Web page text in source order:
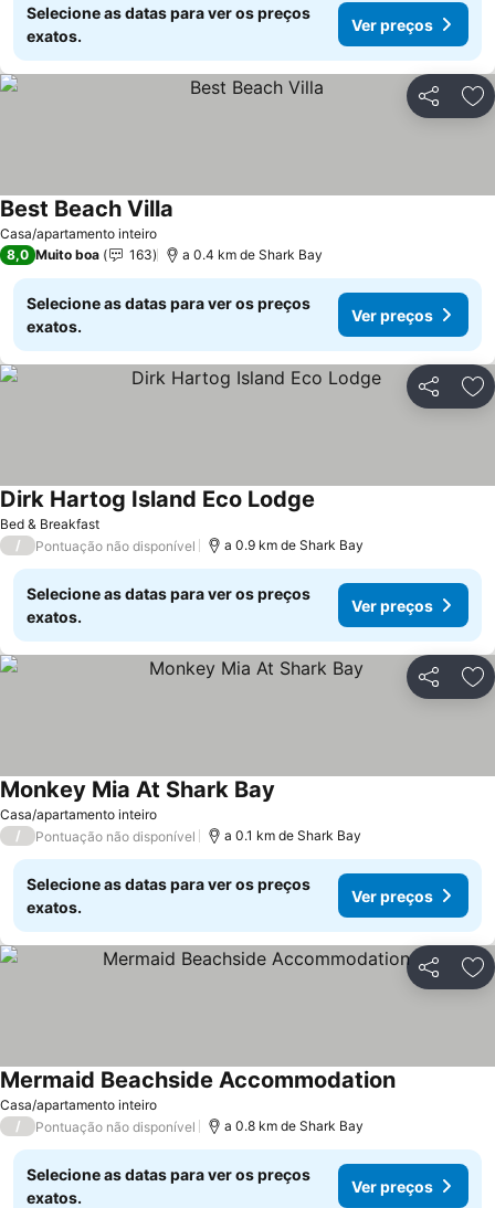
Selecione as datas para ver os preços
exatos.
Ver preços
Partilhar
Casa/apartamento inteiro
Best Beach Villa
8,0 Muito boa 163 a 0.4 km de Shark Bay
Selecione as datas para ver os preços
exatos.
Ver preços
Partilhar
Bed & Breakfast
Dirk Hartog Island Eco Lodge
/ Pontuação não disponível a 0.9 km de Shark Bay
Selecione as datas para ver os preços
exatos.
Ver preços
Partilhar
Casa/apartamento inteiro
Monkey Mia At Shark Bay
/ Pontuação não disponível a 0.1 km de Shark Bay
Selecione as datas para ver os preços
exatos.
Ver preços
Partilhar
Casa/apartamento inteiro
Mermaid Beachside AccommodationVer preços
/ Pontuação não disponível a 0.8 km de Shark Bay
Selecione as datas para ver os preços
exatos.
Ver preços